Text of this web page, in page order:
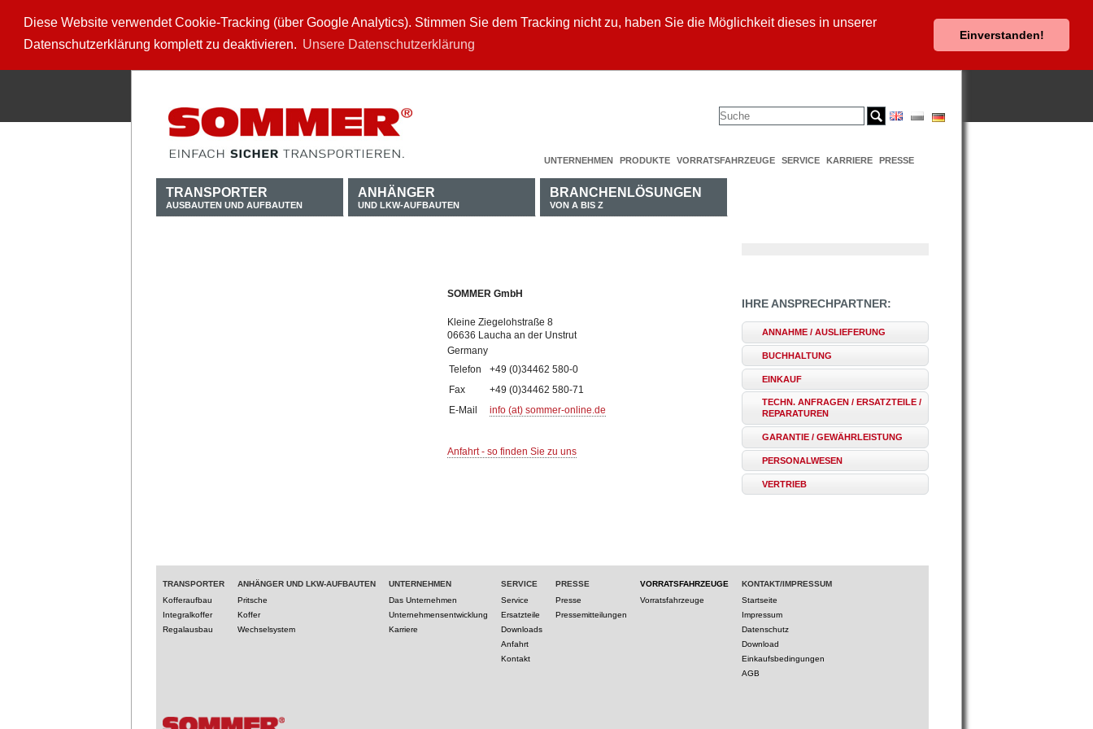
Diese Website verwendet Cookie-Tracking (über Google Analytics). Stimmen Sie dem Tracking nicht zu, haben Sie die Möglichkeit dieses in unserer
Datenschutzerklärung komplett zu deaktivieren. Unsere Datenschutzerklärung
Einverstanden!
UNTERNEHMEN PRODUKTE VORRATSFAHRZEUGE SERVICE KARRIERE PRESSE
TRANSPORTER
AUSBAUTEN UND AUFBAUTEN
ANHÄNGER
UND LKW-AUFBAUTEN
BRANCHENLÖSUNGEN
VON A BIS Z
SOMMER GmbH
Kleine Ziegelohstraße 8
06636 Laucha an der Unstrut
Germany
Telefon
+49 (0)34462 580-0
Fax
+49 (0)34462 580-71
E-Mail
info (at) sommer-online.de
Anfahrt - so finden Sie zu uns
IHRE ANSPRECHPARTNER:
ANNAHME / AUSLIEFERUNG
BUCHHALTUNG
EINKAUF
TECHN. ANFRAGEN / ERSATZTEILE /
REPARATUREN
GARANTIE / GEWÄHRLEISTUNG
PERSONALWESEN
VERTRIEB
TRANSPORTER
Kofferaufbau
Integralkoffer
Regalausbau
ANHÄNGER UND LKW-AUFBAUTEN
Pritsche
Koffer
Wechselsystem
UNTERNEHMEN
Das Unternehmen
Unternehmensentwicklung
Karriere
SERVICE
Service
Ersatzteile
Downloads
Anfahrt
Kontakt
PRESSE
Presse
Pressemitteilungen
VORRATSFAHRZEUGE
Vorratsfahrzeuge
KONTAKT/IMPRESSUM
Startseite
Impressum
Datenschutz
Download
Einkaufsbedingungen
AGB